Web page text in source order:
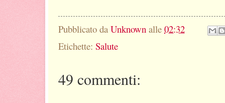
Pubblicato da Unknown alle 02:32
Etichette: Salute
49 commenti: